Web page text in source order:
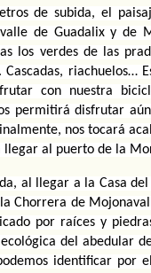
de subida, el
de Guadalix y de
los verdes de las
riachuelos…
con nuestra
permitirá disfrutar
nos tocará
llegar al puerto de la
al llegar a la Casa
Chorrera de
por raíces y
del abedular
identificar por